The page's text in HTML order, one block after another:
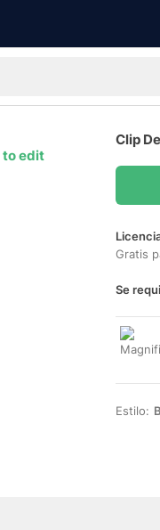
to edit
Clip
Gratis
Se
Estilo: